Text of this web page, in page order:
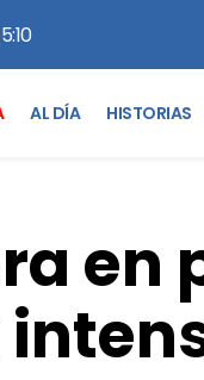
AL DÍA HISTORIAS
en